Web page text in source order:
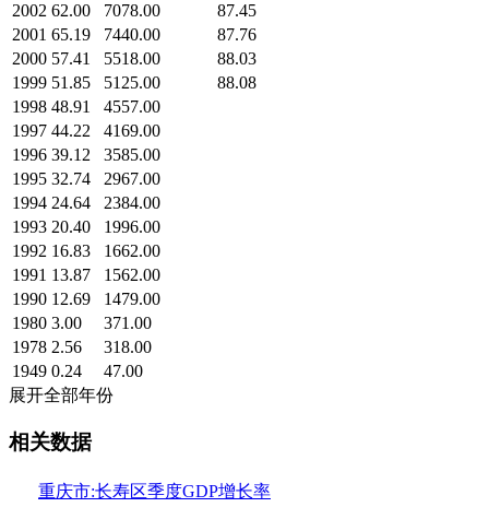
2002 62.00 7078.00
87.45
2001 65.19 7440.00
87.76
2000 57.41 5518.00
88.03
1999 51.85 5125.00
88.08
1998 48.91
4557.00
1997 44.22
4169.00
1996 39.12
3585.00
1995 32.74
2967.00
1994 24.64
2384.00
1993 20.40
1996.00
1992 16.83
1662.00
1991 13.87
1562.00
1990 12.69
1479.00
1980 3.00
371.00
1978 2.56
318.00
1949 0.24
47.00
展开全部年份
相关数据
重庆市:长寿区季度GDP增长率